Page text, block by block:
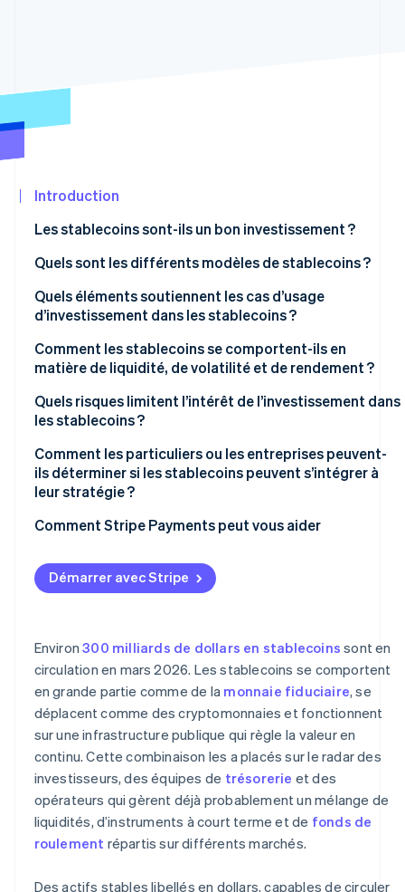
Climate
Vérification de l'identité
Stripe Sessions 2026
Découvrez comment Stripe construit l’infrastructure
Introduction
Les stablecoins sont-ils un bon investissement ?
Quels sont les différents modèles de stablecoins ?
Réserves adossées à des dollars
Modèles algorithmiques
Quels éléments soutiennent les cas d’usage
d’investissement dans les stablecoins ?
Comment les stablecoins se comportent-ils en
matière de liquidité, de volatilité et de rendement ?
Rendement
Liquidités
Quels risques limitent l’intérêt de l’investissement dans
les stablecoins ?
Comment les particuliers ou les entreprises peuvent-
ils déterminer si les stablecoins peuvent s’intégrer à
leur stratégie ?
Où les stablecoins amélioreraient-ils un flux de travail
L’environnement réglementaire est-il compatible ?
Pouvez-vous effectuer des tests sans perturber les
systèmes existants ?
Comment Stripe Payments peut vous aider
Démarrer avec Stripe
Environ300 milliards de dollars en stablecoins sont en
circulation en mars 2026. Les stablecoins se comportent
en grande partie comme de la monnaie fiduciaire, se
déplacent comme des cryptomonnaies et fonctionnent
sur une infrastructure publique qui règle la valeur en
continu. Cette combinaison les a placés sur le radar des
investisseurs, des équipes de trésorerie et des
opérateurs qui gèrent déjà probablement un mélange de
liquidités, d’instruments à court terme et de fonds de
roulement répartis sur différents marchés.
Des actifs stables libellés en dollars, capables de circuler